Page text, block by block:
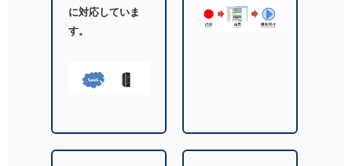
に対応していま
す。